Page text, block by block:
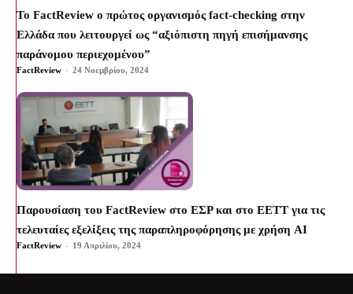
Το FactReview ο πρώτος οργανισμός fact-checking στην
Ελλάδα που λειτουργεί ως “αξιόπιστη πηγή επισήμανσης
παράνομου περιεχομένου”
FactReview - 24 Νοεμβρίου, 2024
Παρουσίαση του FactReview στο ΕΣΡ και στο ΕΕΤΤ για τις
τελευταίες εξελίξεις της παραπληροφόρησης με χρήση AI
FactReview - 19 Απριλίου, 2024